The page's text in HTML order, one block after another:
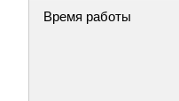
Время работы